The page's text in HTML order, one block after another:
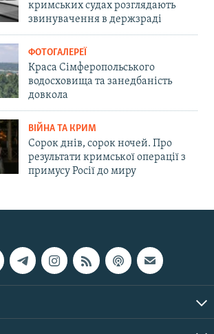
кримських судах розглядають
звинувачення в держзраді
ФОТОГАЛЕРЕЇ
Краса Сімферопольського
водосховища та занедбаність
довкола
ВІЙНА ТА КРИМ
Сорок днів, сорок ночей. Про
результати кримської операції з
примусу Росії до миру